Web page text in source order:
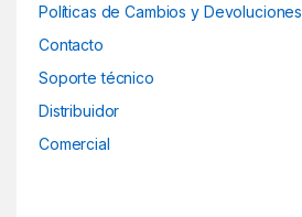
Políticas de Cambios y Devoluciones
Contacto
Soporte técnico
Distribuidor
Comercial